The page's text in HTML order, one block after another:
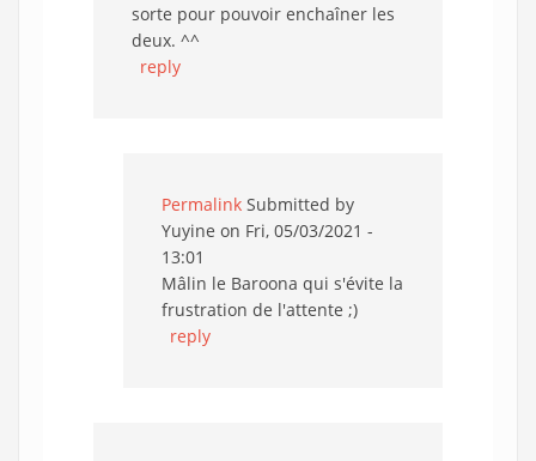
sorte pour pouvoir enchaîner les
deux. ^^
reply
Permalink Submitted by
Yuyine on Fri, 05/03/2021 -
13:01
Mâlin le Baroona qui s'évite la
frustration de l'attente ;)
reply